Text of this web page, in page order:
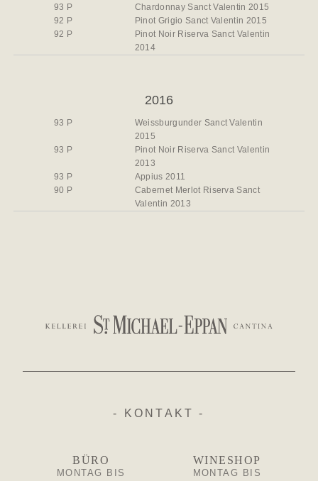
93 P
Chardonnay Sanct Valentin 2015
92 P
Pinot Grigio Sanct Valentin 2015
92 P
Pinot Noir Riserva Sanct Valentin
2014
2016
93 P
Weissburgunder Sanct Valentin
2015
93 P
Pinot Noir Riserva Sanct Valentin
2013
93 P
Appius 2011
90 P
Cabernet Merlot Riserva Sanct
Valentin 2013
BÜRO
MONTAG BIS
- KONTAKT -
WINESHOP
MONTAG BIS